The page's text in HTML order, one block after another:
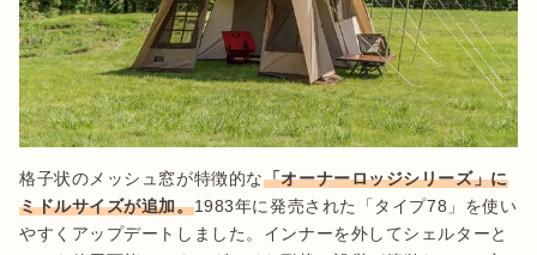
格子状のメッシュ窓が特徴的な「オーナーロッジシリーズ」に
ミドルサイズが追加。1983年に発売された「タイプ78」を使い
やすくアップデートしました。インナーを外してシェルターと